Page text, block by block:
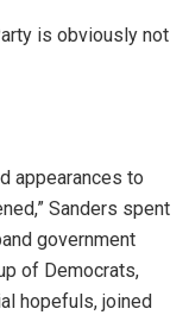
is obviously not
appearances to
Sanders spent
government
of Democrats,
hopefuls, joined